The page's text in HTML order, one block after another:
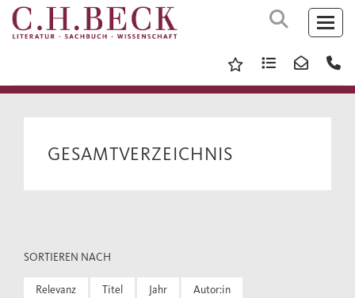
GESAMTVERZEICHNIS
SORTIEREN NACH
Relevanz Titel Jahr Autor:in